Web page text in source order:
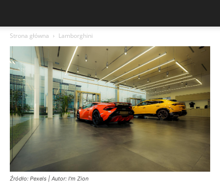
Strona główna Lamborghini
Źródło: Pexels | Autor: I'm Zion